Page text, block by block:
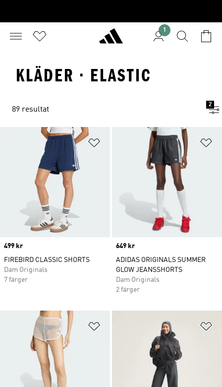
1
KLÄDER · ELASTIC
89 resultat
2
Lägg till på önskelistan
Price
499 kr
FIREBIRD CLASSIC SHORTS
Dam Originals
7 färger
Price
649 kr
ADIDAS ORIGINALS SUMMER
GLOW JEANSSHORTS
Dam Originals
2 färger
Lägg till på önskelistan